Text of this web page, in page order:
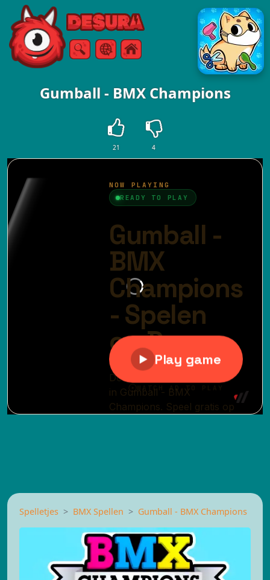
Free Online Games
ZoekenMenu
Gumball - BMX Champions
21 4
Spelletjes BMX Spellen Gumball - BMX Champions